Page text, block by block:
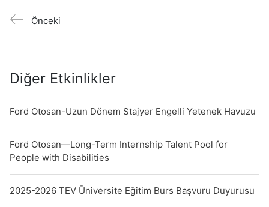
Önceki
Diğer Etkinlikler
Ford Otosan-Uzun Dönem Stajyer Engelli Yetenek Havuzu
Ford Otosan—Long-Term Internship Talent Pool for
People with Disabilities
2025-2026 TEV Üniversite Eğitim Burs Başvuru Duyurusu